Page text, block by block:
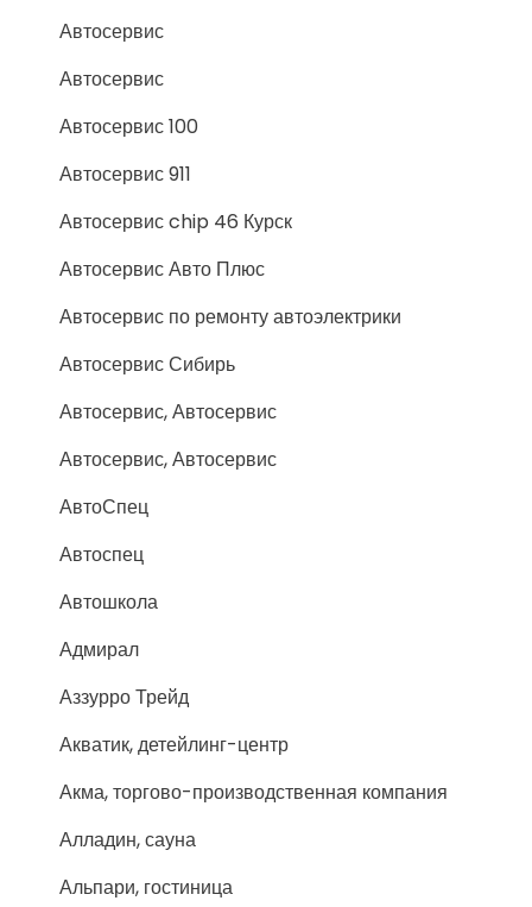
Автосервис
Автосервис
Автосервис 100
Автосервис 911
Автосервис chip 46 Курск
Автосервис Авто Плюс
Автосервис по ремонту автоэлектрики
Автосервис Сибирь
Автосервис, Автосервис
Автосервис, Автосервис
АвтоСпец
Автоспец
Автошкола
Адмирал
Аззурро Трейд
Акватик, детейлинг-центр
Акма, торгово-производственная компания
Алладин, сауна
Альпари, гостиница